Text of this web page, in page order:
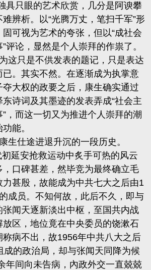
具只眼的艺术欣赏，几分是阿谀攀
辨析。以“光腾万丈，笔扫千军”形
可视为艺术的夸张，但以“成社会
评论，显然是个人崇拜的作祟了。
这只是不供发表的题记，只是表达
已。其实不然。在逐渐成为执掌意
大权的政要之后，康生确实通过
诗词及其墨迹的发表弄成“社会主
，而这一切又为推进个人崇拜的潮
能。
生仕途进退升沉的一段历史。
延安抢救运动中炙手可热的风云
，口碑甚差，然毕竞为最终确立毛
甚殷，故能成为中共七大之后由1
成员。不知何故，此后不久，即与
张闻天逐新淡出中枢，至国共内战
放区，地位竟在中央委员的饶漱石
称病不出，故1956年中共八大之后
成的政治局，却与张闻天同降为候
年间向未告病，內政外交一直兢兢